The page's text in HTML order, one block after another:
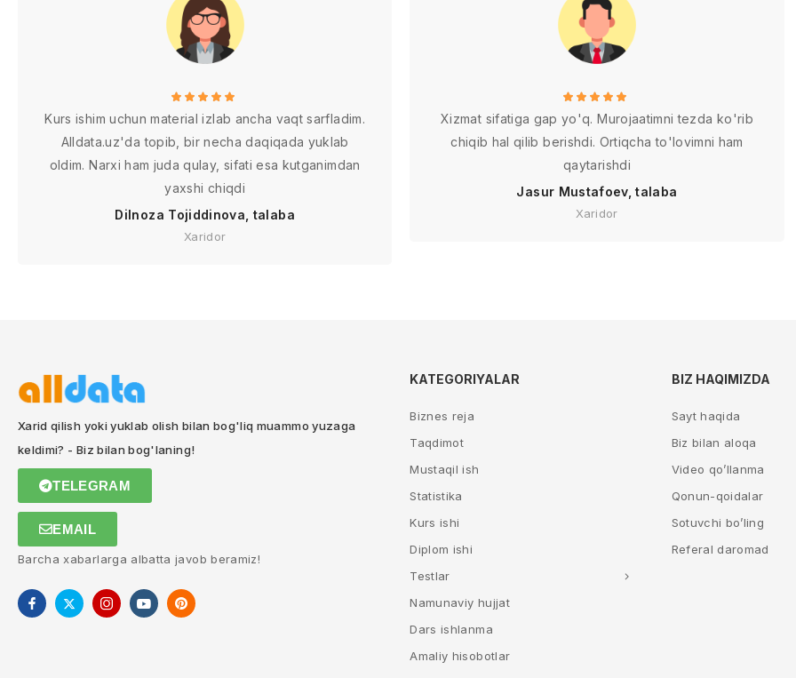
Kurs ishim uchun material izlab ancha vaqt sarfladim.
Alldata.uz'da topib, bir necha daqiqada yuklab
oldim. Narxi ham juda qulay, sifati esa kutganimdan
yaxshi chiqdi
Dilnoza Tojiddinova, talaba
Xaridor
Xizmat sifatiga gap yo'q. Murojaatimni tezda ko'rib
chiqib hal qilib berishdi. Ortiqcha to'lovimni ham
qaytarishdi
Jasur Mustafoev, talaba
Xaridor
Xarid qilish yoki yuklab olish bilan bog'liq muammo yuzaga
keldimi? - Biz bilan bog'laning!
TELEGRAM
EMAIL
Barcha xabarlarga albatta javob beramiz!
KATEGORIYALAR
Biznes reja
Taqdimot
Mustaqil ish
Statistika
Kurs ishi
Diplom ishi
Testlar
Namunaviy hujjat
Dars ishlanma
Amaliy hisobotlar
BIZ HAQIMIZDA
Sayt haqida
Biz bilan aloqa
Video qo’llanma
Qonun-qoidalar
Sotuvchi bo’ling
Referal daromad